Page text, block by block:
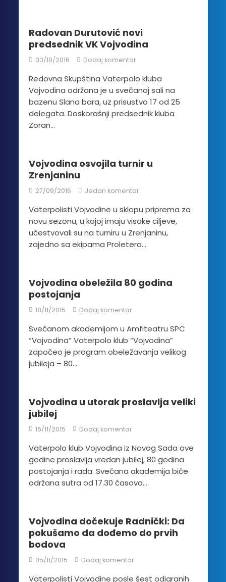
Radovan Durutović novi
predsednik VK Vojvodina
03/10/2016 Dodaj komentar
Redovna Skupština Vaterpolo kluba
Vojvodina održana je u svečanoj sali na
bazenu Slana bara, uz prisustvo 17 od 25
delegata. Doskorašnji predsednik kluba
Zoran...
Vojvodina osvojila turnir u
Zrenjaninu
27/09/2016 Jedan komentar
Vaterpolisti Vojvodine u sklopu priprema za
novu sezonu, u kojoj imaju visoke ciljeve,
učestvovali su na turniru u Zrenjaninu,
zajedno sa ekipama Proletera...
Vojvodina obeležila 80 godina
postojanja
18/11/2015 Dodaj komentar
Svečanom akademijom u Amfiteatru SPC
“Vojvodina” Vaterpolo klub “Vojvodina”
započeo je program obeležavanja velikog
jubileja – 80...
Vojvodina u utorak proslavlja veliki
jubilej
16/11/2015 Dodaj komentar
Vaterpolo klub Vojvodina iz Novog Sada ove
godine proslavlja vredan jubilej, 80 godina
postojanja i rada. Svečana akademija biće
održana sutra od 17.30 časova...
Vojvodina dočekuje Radnički: Da
pokušamo da dođemo do prvih
bodova
05/11/2015 Dodaj komentar
Vaterpolisti Vojvodine posle šest odigranih